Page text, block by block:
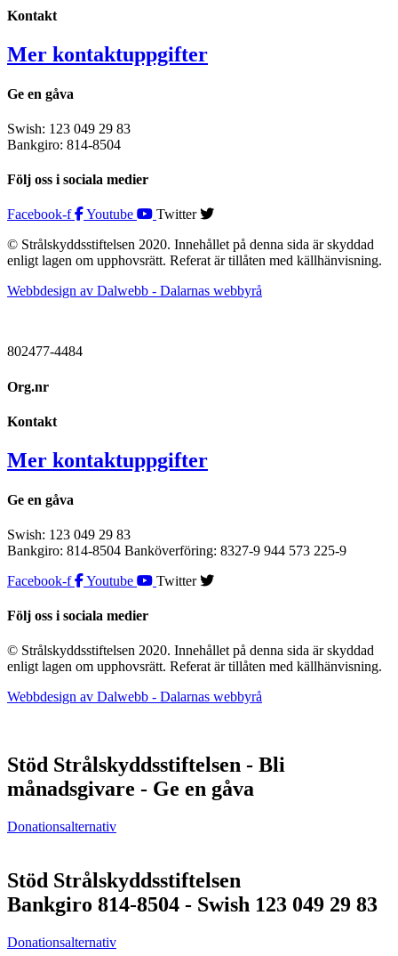
Kontakt
Mer kontaktuppgifter
Ge en gåva
Swish: 123 049 29 83
Bankgiro: 814-8504
Följ oss i sociala medier
Facebook-f Youtube
Twitter
© Strålskyddsstiftelsen 2020. Innehållet på denna sida är skyddad
enligt lagen om upphovsrätt. Referat är tillåten med källhänvisning.
Webbdesign av Dalwebb - Dalarnas webbyrå
802477-4484
Org.nr
Kontakt
Mer kontaktuppgifter
Ge en gåva
Swish: 123 049 29 83
Bankgiro: 814-8504 Banköverföring: 8327-9 944 573 225-9
Facebook-f
Youtube Twitter
Följ oss i sociala medier
© Strålskyddsstiftelsen 2020. Innehållet på denna sida är skyddad
enligt lagen om upphovsrätt. Referat är tillåten med källhänvisning.
Webbdesign av Dalwebb - Dalarnas webbyrå
Stöd Strålskyddsstiftelsen - Bli
månadsgivare - Ge en gåva
Donationsalternativ
Stöd Strålskyddsstiftelsen
Bankgiro 814-8504 - Swish 123 049 29 83
Donationsalternativ